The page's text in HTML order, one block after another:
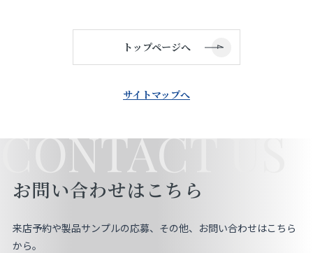
お役立ち情報
お問い合わせ
お気に入りリスト
トップページへ
サイトマップへ
CONTACT US
お問い合わせはこちら
来店予約や製品サンプルの応募、その他、お問い合わせはこちら
から。